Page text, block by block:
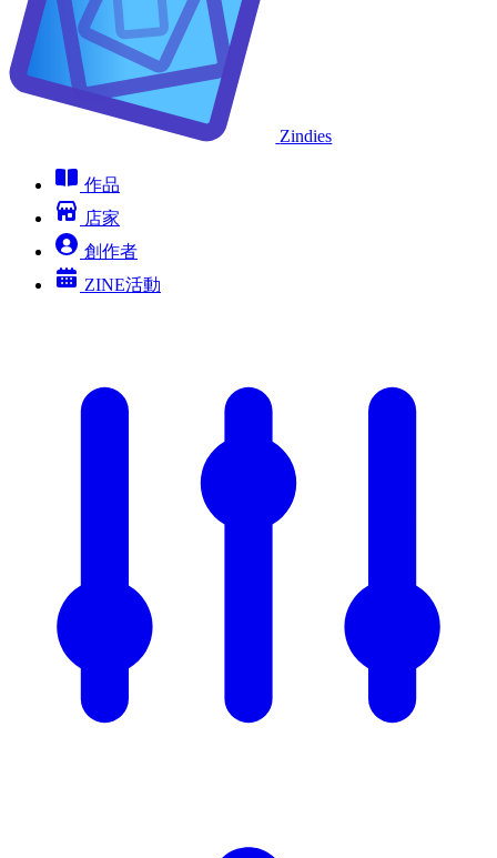
Zindies
作品
店家
創作者
ZINE活動